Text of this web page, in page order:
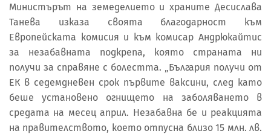
Министърът на земеделието и храните Десислава
Танева изказа своята благодарност към
Европейската комисия и към комисар Андрюкайтис
за незабавната подкрепа, която страната ни
получи за справяне с болестта. „България получи от
ЕК в седемдневен срок първите ваксини, след като
беше установено огнището на заболяването в
средата на месец април. Незабавна бе и реакцията
на правителството, което отпусна близо 15 млн. лв.